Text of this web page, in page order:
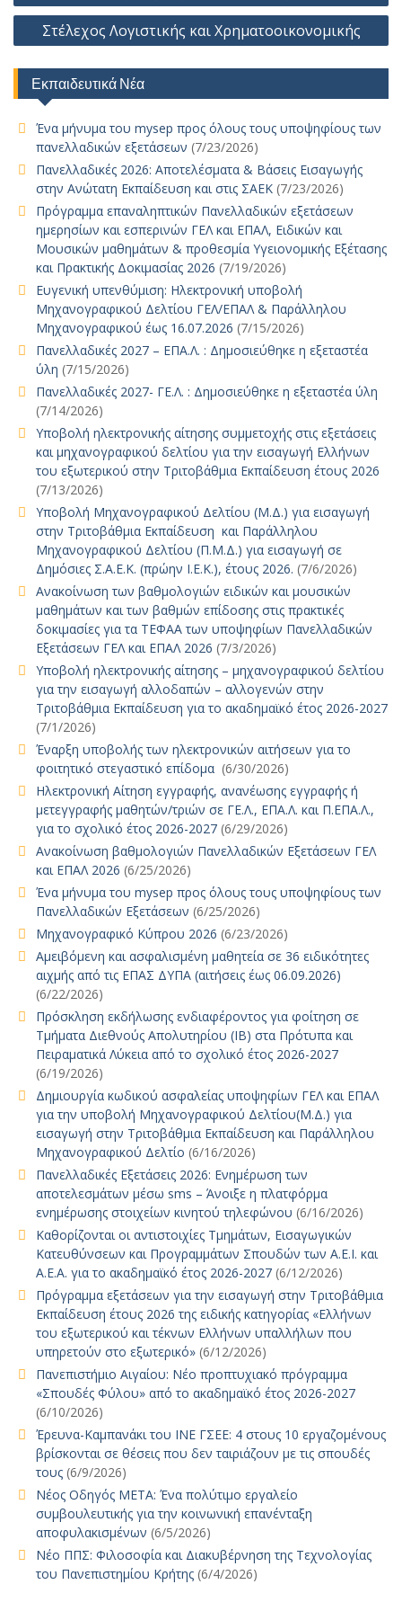
k p k er
n τε
ίτ
ε
Στέλεχος Λογιστικής και Χρηματοοικονομικής
Εκπαιδευτικά Νέα
Ένα μήνυμα του mysep προς όλους τους υποψηφίους των
πανελλαδικών εξετάσεων (7/23/2026)
Πανελλαδικές 2026: Αποτελέσματα & Βάσεις Εισαγωγής
στην Ανώτατη Εκπαίδευση και στις ΣΑΕΚ (7/23/2026)
Πρόγραμμα επαναληπτικών Πανελλαδικών εξετάσεων
ημερησίων και εσπερινών ΓΕΛ και ΕΠΑΛ, Ειδικών και
Μουσικών μαθημάτων & προθεσμία Υγειονομικής Εξέτασης
και Πρακτικής Δοκιμασίας 2026 (7/19/2026)
Ευγενική υπενθύμιση: Ηλεκτρονική υποβολή
Μηχανογραφικού Δελτίου ΓΕΛ/ΕΠΑΛ & Παράλληλου
Μηχανογραφικού έως 16.07.2026 (7/15/2026)
Πανελλαδικές 2027 – ΕΠΑ.Λ. : Δημοσιεύθηκε η εξεταστέα
ύλη (7/15/2026)
Πανελλαδικές 2027- ΓΕ.Λ. : Δημοσιεύθηκε η εξεταστέα ύλη
(7/14/2026)
Υποβολή ηλεκτρονικής αίτησης συμμετοχής στις εξετάσεις
και μηχανογραφικού δελτίου για την εισαγωγή Ελλήνων
του εξωτερικού στην Τριτοβάθμια Εκπαίδευση έτους 2026
(7/13/2026)
Υποβολή Μηχανογραφικού Δελτίου (Μ.Δ.) για εισαγωγή
στην Τριτοβάθμια Εκπαίδευση και Παράλληλου
Μηχανογραφικού Δελτίου (Π.Μ.Δ.) για εισαγωγή σε
Δημόσιες Σ.Α.Ε.Κ. (πρώην Ι.Ε.Κ.), έτους 2026. (7/6/2026)
Ανακοίνωση των βαθμολογιών ειδικών και μουσικών
μαθημάτων και των βαθμών επίδοσης στις πρακτικές
δοκιμασίες για τα ΤΕΦΑΑ των υποψηφίων Πανελλαδικών
Εξετάσεων ΓΕΛ και ΕΠΑΛ 2026 (7/3/2026)
Υποβολή ηλεκτρονικής αίτησης – μηχανογραφικού δελτίου
για την εισαγωγή αλλοδαπών – αλλογενών στην
Τριτοβάθμια Εκπαίδευση για το ακαδημαϊκό έτος 2026-2027
(7/1/2026)
Έναρξη υποβολής των ηλεκτρονικών αιτήσεων για το
φοιτητικό στεγαστικό επίδομα (6/30/2026)
Ηλεκτρονική Αίτηση εγγραφής, ανανέωσης εγγραφής ή
μετεγγραφής μαθητών/τριών σε ΓΕ.Λ., ΕΠΑ.Λ. και Π.ΕΠΑ.Λ.,
για το σχολικό έτος 2026-2027 (6/29/2026)
Ανακοίνωση βαθμολογιών Πανελλαδικών Εξετάσεων ΓΕΛ
και ΕΠΑΛ 2026 (6/25/2026)
Ένα μήνυμα του mysep προς όλους τους υποψηφίους των
Πανελλαδικών Εξετάσεων (6/25/2026)
Μηχανογραφικό Κύπρου 2026 (6/23/2026)
Αμειβόμενη και ασφαλισμένη μαθητεία σε 36 ειδικότητες
αιχμής από τις ΕΠΑΣ ΔΥΠΑ (αιτήσεις έως 06.09.2026)
(6/22/2026)
Πρόσκληση εκδήλωσης ενδιαφέροντος για φοίτηση σε
Τμήματα Διεθνούς Απολυτηρίου (IB) στα Πρότυπα και
Πειραματικά Λύκεια από το σχολικό έτος 2026-2027
(6/19/2026)
Δημιουργία κωδικού ασφαλείας υποψηφίων ΓΕΛ και ΕΠΑΛ
για την υποβολή Μηχανογραφικού Δελτίου(Μ.Δ.) για
εισαγωγή στην Τριτοβάθμια Εκπαίδευση και Παράλληλου
Μηχανογραφικού Δελτίο (6/16/2026)
Πανελλαδικές Εξετάσεις 2026: Ενημέρωση των
αποτελεσμάτων μέσω sms – Άνοιξε η πλατφόρμα
ενημέρωσης στοιχείων κινητού τηλεφώνου (6/16/2026)
Καθορίζονται οι αντιστοιχίες Τμημάτων, Εισαγωγικών
Κατευθύνσεων και Προγραμμάτων Σπουδών των Α.Ε.Ι. και
Α.Ε.Α. για το ακαδημαϊκό έτος 2026-2027 (6/12/2026)
Πρόγραμμα εξετάσεων για την εισαγωγή στην Τριτοβάθμια
Εκπαίδευση έτους 2026 της ειδικής κατηγορίας «Ελλήνων
του εξωτερικού και τέκνων Ελλήνων υπαλλήλων που
υπηρετούν στο εξωτερικό» (6/12/2026)
Πανεπιστήμιο Αιγαίου: Νέο προπτυχιακό πρόγραμμα
«Σπουδές Φύλου» από το ακαδημαϊκό έτος 2026-2027
(6/10/2026)
Έρευνα-Καμπανάκι του ΙΝΕ ΓΣΕΕ: 4 στους 10 εργαζομένους
βρίσκονται σε θέσεις που δεν ταιριάζουν με τις σπουδές
τους (6/9/2026)
Νέος Οδηγός ΜΕΤΑ: Ένα πολύτιμο εργαλείο
συμβουλευτικής για την κοινωνική επανένταξη
αποφυλακισμένων (6/5/2026)
Νέο ΠΠΣ: Φιλοσοφία και Διακυβέρνηση της Τεχνολογίας
του Πανεπιστημίου Κρήτης (6/4/2026)